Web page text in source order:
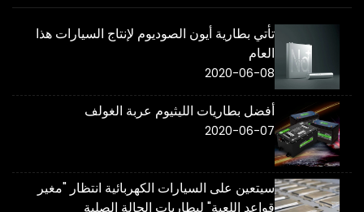
تأتي بطارية أيون الصوديوم لإنتاج السيارات هذا
العام
2020-06-08
أفضل بطاريات الليثيوم عربة الغولف
2020-06-07
سيتعين على السيارات الكهربائية انتظار "مغير
قواعد اللعبة" لبطاريات الحالة الصلبة